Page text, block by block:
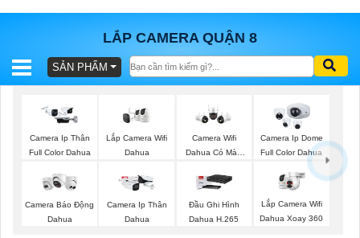
LẮP CAMERA QUẬN 8
BÁO
TRỌN
GÓI
SẢN
SẢN PHẨM
Camera Ip Thân
Full Color Dahua
Lắp Camera Wifi
Dahua
Camera Wifi
Dahua Có Màu
Camera Ip Dome
Full Color Dahua
Camera Báo Động
Dahua
Camera Ip Thân
Dahua
Đầu Ghi Hình
Dahua H.265
Lắp Camera Wifi
Dahua Xoay 360